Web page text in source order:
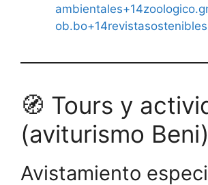
🧭 Tours y
(aviturismo Beni)
Avistamiento